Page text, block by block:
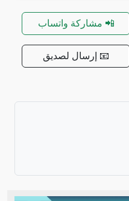
📲 مشاركة واتساب
📧 إرسال لصديق